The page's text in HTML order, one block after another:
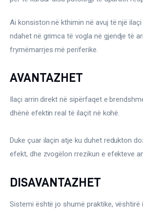
Onkologji
ORL
Psikologji
Regjim ushqimor
Risite shkencore dhe mjekesore per COVID-19
Ai konsiston në kthimin në avuj të një
ndahet në grimca të vogla në gjendje të
frymëmarrjes më periferike.
AVANTAZHET
Ilaçi arrin direkt në sipërfaqet e
dhënë efektin real të ilaçit në kohë.
Duke çuar ilaçin atje ku duhet redukton
efekt, dhe zvogëlon rrezikun e efekteve
DISAVANTAZHET
Sistemi është jo shumë praktike,